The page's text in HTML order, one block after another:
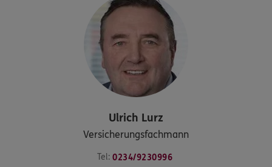
Ulrich Lurz
Versicherungsfachmann
Tel: 0234/9230996